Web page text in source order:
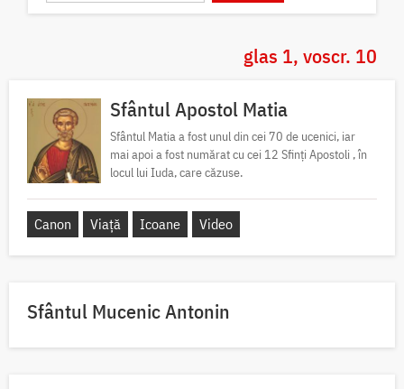
glas 1, voscr. 10
Sfântul Apostol Matia
Sfântul Matia a fost unul din cei 70 de ucenici, iar
mai apoi a fost numărat cu cei 12 Sfinți Apostoli , în
locul lui Iuda, care căzuse.
Canon Viață Icoane Video
Sfântul Mucenic Antonin